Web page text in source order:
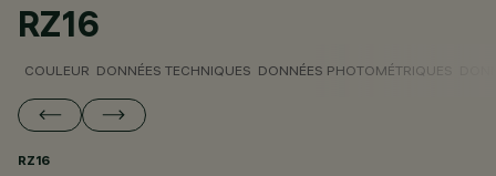
RZ16
COULEUR DONNÉES TECHNIQUES DONNÉES PHOTOMÉTRIQUES
RZ16